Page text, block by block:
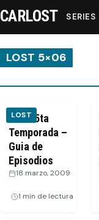
Streaming
Recomendaciones
Videos
CARLOST SERIES
LOST 5×06
LOST
LOST 5ta
Temporada –
Guia de
Episodios
18 marzo, 2009
1 min de lectura